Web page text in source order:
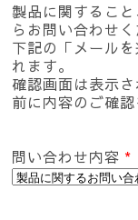
製品に関するこ
らお問い合わせく
下記の「メール
れます。
確認画面は表示
前に内容のご確認
問い合わせ内容 *